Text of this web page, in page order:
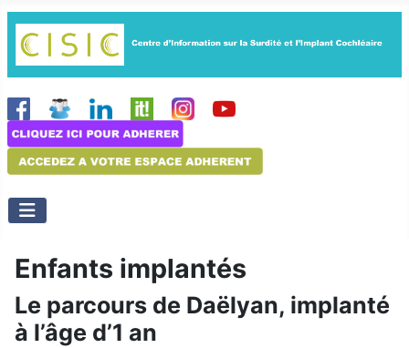
Enfants implantés
Le parcours de Daëlyan, implanté
à l’âge d’1 an